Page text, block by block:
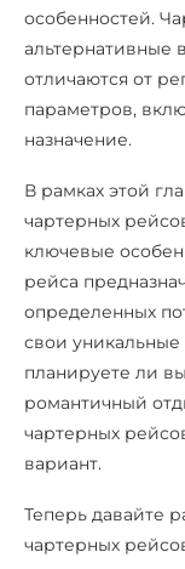
особенностей.
альтернативные
отличаются от
параметров,
назначение.
В рамках этой
чартерных
ключевые
рейса
определенных
свои
планируете ли
романтичный
чартерных
вариант.
Теперь давайте
чартерных